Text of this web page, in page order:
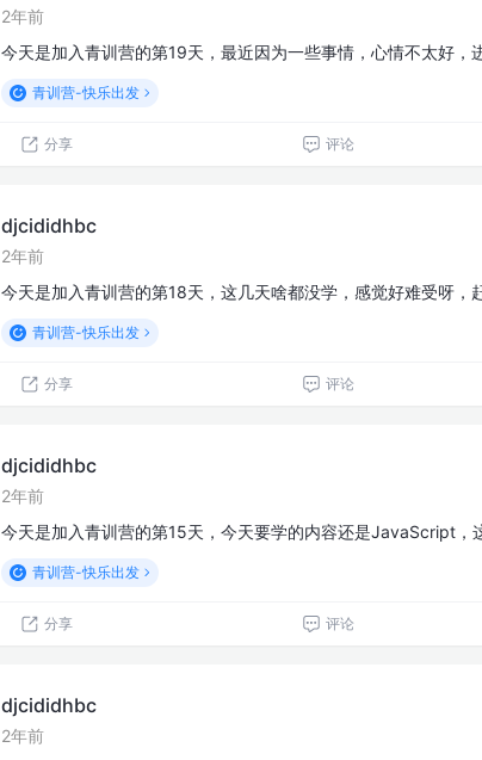
2年前
今天是加入青训营的第19天，最近因为一些事情，心情不太好，
青训营-快乐出发
分享 评论
djcididhbc
2年前
今天是加入青训营的第18天，这几天啥都没学，感觉好难受呀，
青训营-快乐出发
分享 评论
djcididhbc
2年前
今天是加入青训营的第15天，今天要学的内容还是JavaScript，
青训营-快乐出发
分享 评论
djcididhbc
2年前